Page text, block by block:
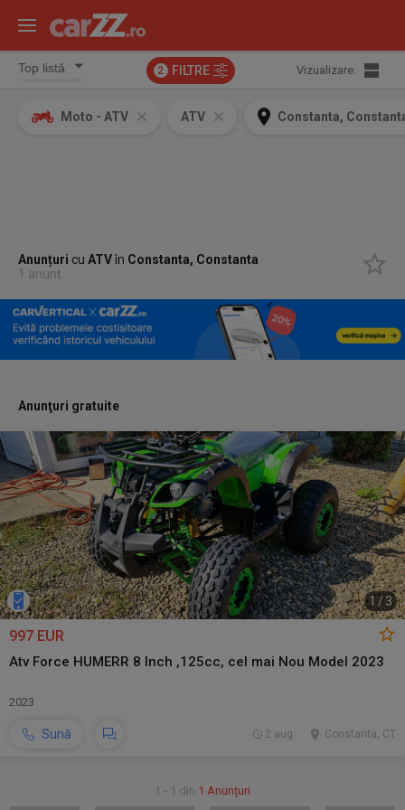
2 FILTRE Vizualizare:
Moto - ATV ATV Constanta,
Anunțuri cuATVîn Constanta, Constanta
1 anunț
Anunţuri gratuite
1 /3
997 EUR
Atv Force HUMERR 8 Inch ,125cc, cel mai Nou Model 2023
2023
Sună Constanta, CT
2 aug.
1 - 1 din 1 Anunțuri